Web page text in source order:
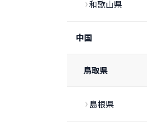
和歌山県
中国
鳥取県
島根県